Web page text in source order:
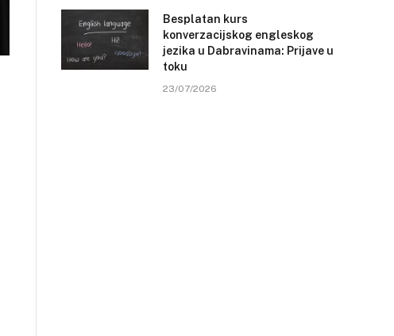
Besplatan kurs
konverzacijskog engleskog
jezika u Dabravinama: Prijave u
toku
23/07/2026